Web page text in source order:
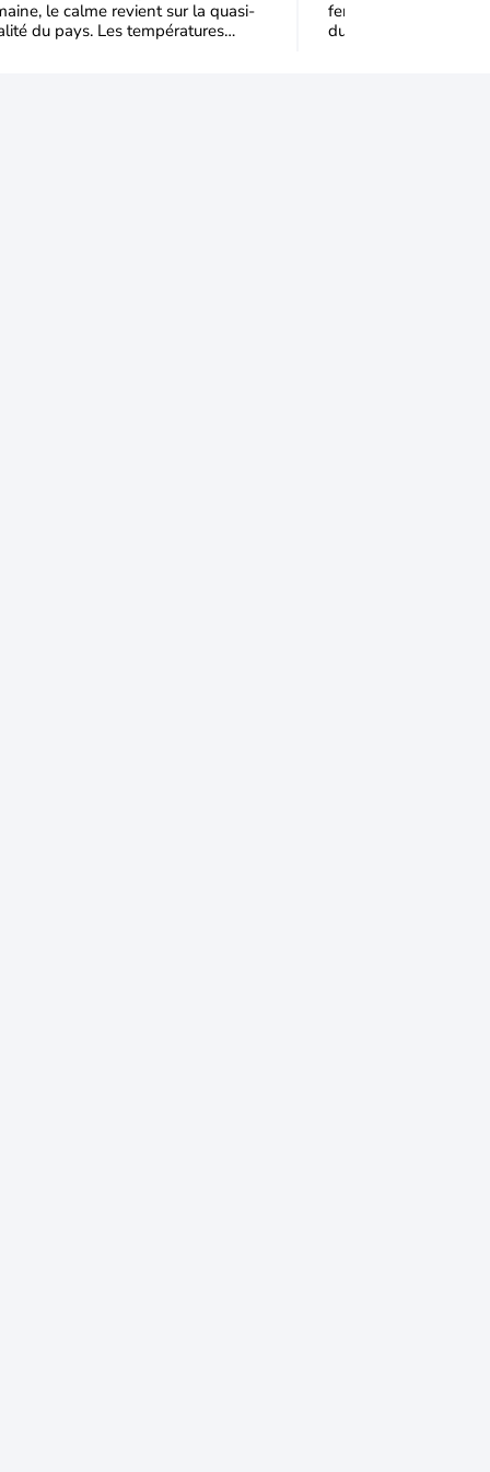
le calme revient sur la quasi-
du pays. Les températures
France
feront leur retour sur
du pays. La mise en